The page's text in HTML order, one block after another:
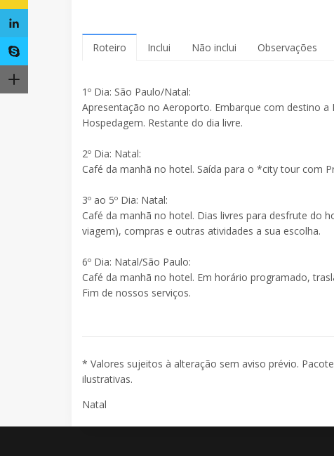
Roteiro Inclui Não inclui Observações
1º Dia: São Paulo/Natal:
Apresentação no Aeroporto. Embarque com destino
Hospedagem. Restante do dia livre.
2º Dia: Natal:
Café da manhã no hotel. Saída para o *city tour com
3º ao 5º Dia: Natal:
Café da manhã no hotel. Dias livres para desfrute do
viagem), compras e outras atividades a sua escolha.
6º Dia: Natal/São Paulo:
Café da manhã no hotel. Em horário programado,
Fim de nossos serviços.
* Valores sujeitos à alteração sem aviso prévio.
ilustrativas.
Natal